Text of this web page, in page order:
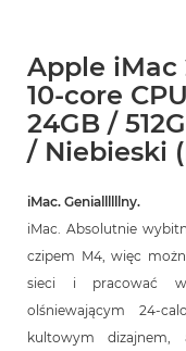
Apple iMac
10-core
24GB /
/ Niebieski
iMac. Geniallllllny.
iMac. Absolutnie
czipem M4, więc
sieci i pracować w
olśniewającym
kultowym dizajnem,